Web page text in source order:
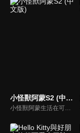
小怪獸阿蒙S2 (中文版)
小怪獸阿蒙生活在可愛的絨毛鎮上，他每天都會面對一些有趣的挑戰。幸運地是他是你見過最有愛心的小怪獸，並且在他的朋友們的幫助下，他會從中找到正確的事去做(即使他還不知道那是什麼)，學會跟隨他自己的內心。